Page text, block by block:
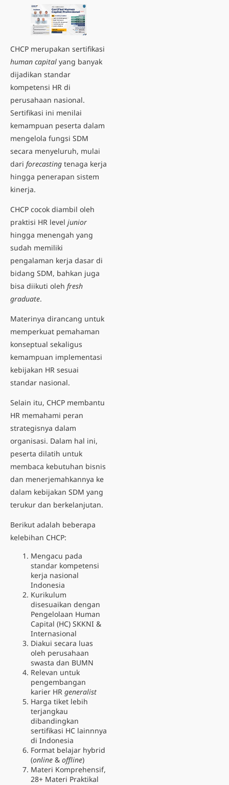
CHCP merupakan sertifikasi
human capital yang banyak
dijadikan standar
kompetensi HR di
perusahaan nasional.
Sertifikasi ini menilai
kemampuan peserta dalam
mengelola fungsi SDM
secara menyeluruh, mulai
dari forecasting tenaga kerja
hingga penerapan sistem
kinerja.
CHCP cocok diambil oleh
praktisi HR level junior
hingga menengah yang
sudah memiliki
pengalaman kerja dasar di
bidang SDM, bahkan juga
bisa diikuti oleh fresh
graduate.
Materinya dirancang untuk
memperkuat pemahaman
konseptual sekaligus
kemampuan implementasi
kebijakan HR sesuai
standar nasional.
Selain itu, CHCP membantu
HR memahami peran
strategisnya dalam
organisasi. Dalam hal ini,
peserta dilatih untuk
membaca kebutuhan bisnis
dan menerjemahkannya ke
dalam kebijakan SDM yang
terukur dan berkelanjutan.
Berikut adalah beberapa
kelebihan CHCP:
Mengacu pada
standar kompetensi
kerja nasional
Indonesia
Kurikulum
disesuaikan dengan
Pengelolaan Human
Capital (HC) SKKNI &
Internasional
Diakui secara luas
oleh perusahaan
swasta dan BUMN
Relevan untuk
pengembangan
karier HR generalist
Harga tiket lebih
terjangkau
dibandingkan
sertifikasi HC lainnnya
di Indonesia
Format belajar hybrid
(online & offline)
Materi Komprehensif,
28+ Materi Praktikal